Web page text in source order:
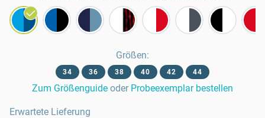
Größen:
34 36 38 40 42 44
Zum Größenguide oder Probeexemplar bestellen
Erwartete Lieferung